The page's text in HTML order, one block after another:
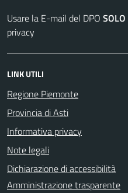
Usare la E-mail del DPO SOLO
privacy
LINK UTILI
Regione Piemonte
Provincia di Asti
Informativa privacy
Note legali
Dichiarazione di accessibilità
Amministrazione trasparente